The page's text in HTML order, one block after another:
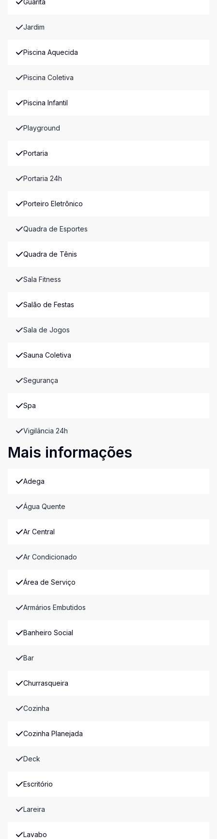
Guarita
Jardim
Piscina Aquecida
Piscina Coletiva
Piscina Infantil
Playground
Portaria
Portaria 24h
Porteiro Eletrônico
Quadra de Esportes
Quadra de Tênis
Sala Fitness
Salão de Festas
Sala de Jogos
Sauna Coletiva
Segurança
Spa
Vigilância 24h
Mais informações
Adega
Água Quente
Ar Central
Ar Condicionado
Área de Serviço
Armários Embutidos
Banheiro Social
Bar
Churrasqueira
Cozinha
Cozinha Planejada
Deck
Escritório
Lareira
Lavabo